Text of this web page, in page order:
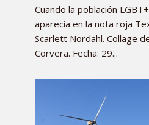
Cuando la población
aparecía en la nota roja
Scarlett Nordahl. Collage
Corvera. Fecha: 29...